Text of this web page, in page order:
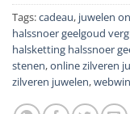
Tags:cadeau, juwelen
halssnoer geelgoud
halsketting halssnoer
stenen,online zilveren
zilveren juwelen,